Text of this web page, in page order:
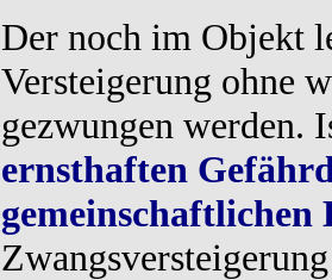
Der noch im Objekt
Versteigerung ohne
gezwungen werden.
ernsthaften